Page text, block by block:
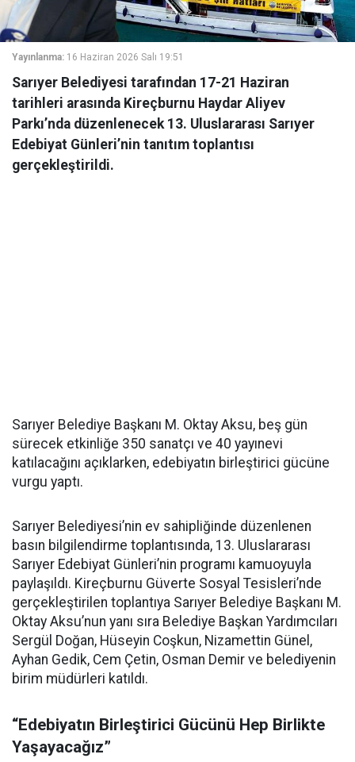
Yayınlanma: 16 Haziran 2026 Salı 19:51
Sarıyer Belediyesi tarafından 17-21 Haziran
tarihleri arasında Kireçburnu Haydar Aliyev
Parkı’nda düzenlenecek 13. Uluslararası Sarıyer
Edebiyat Günleri’nin tanıtım toplantısı
gerçekleştirildi.
Sarıyer Belediye Başkanı M. Oktay Aksu, beş gün
sürecek etkinliğe 350 sanatçı ve 40 yayınevi
katılacağını açıklarken, edebiyatın birleştirici gücüne
vurgu yaptı.
Sarıyer Belediyesi’nin ev sahipliğinde düzenlenen
basın bilgilendirme toplantısında, 13. Uluslararası
Sarıyer Edebiyat Günleri’nin programı kamuoyuyla
paylaşıldı. Kireçburnu Güverte Sosyal Tesisleri’nde
gerçekleştirilen toplantıya Sarıyer Belediye Başkanı M.
Oktay Aksu’nun yanı sıra Belediye Başkan Yardımcıları
Sergül Doğan, Hüseyin Coşkun, Nizamettin Günel,
Ayhan Gedik, Cem Çetin, Osman Demir ve belediyenin
birim müdürleri katıldı.
“Edebiyatın Birleştirici Gücünü Hep Birlikte
Yaşayacağız”